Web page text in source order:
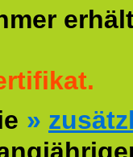
»